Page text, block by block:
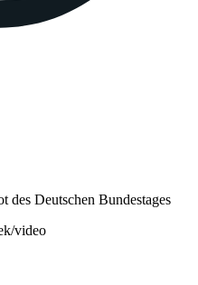
des Deutschen Bundestages
video